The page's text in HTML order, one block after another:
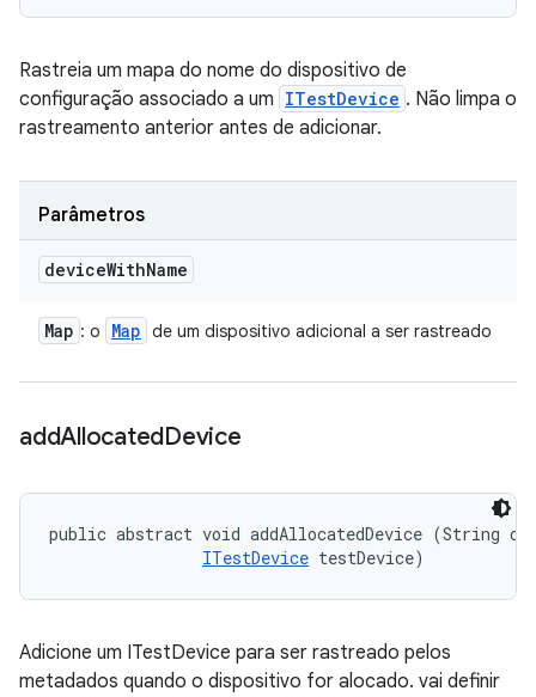
Rastreia um mapa do nome do dispositivo de
configuração associado a um ITestDevice . Não limpa o
rastreamento anterior antes de adicionar.
Parâmetros
deviceWithName
Map : o Map de um dispositivo adicional a ser rastreado
addAllocatedDevice
public abstract void addAllocatedDevice (String
ITestDevice testDevice)
Adicione um ITestDevice para ser rastreado pelos
metadados quando o dispositivo for alocado. vai definir